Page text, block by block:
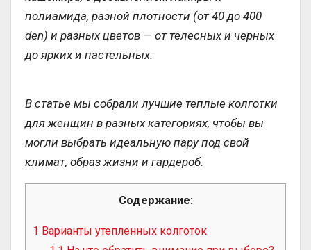
полиамида, разной плотности (от 40 до 400
den) и разных цветов — от телесных и черных
до ярких и пастельных.
В статье мы собрали лучшие теплые колготки
для женщин в разных категориях, чтобы вы
могли выбрать идеальную пару под свой
климат, образ жизни и гардероб.
Содержание:
1 Варианты утепленных колготок